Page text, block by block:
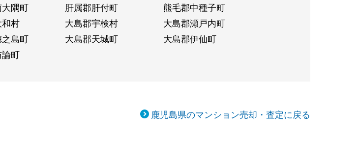
隅町 肝属郡肝付町
熊毛郡中種子町
村 大島郡宇検村
大島郡瀬戸内町
島町 大島郡天城町
大島郡伊仙町
町
鹿児島県のマンション売却・査定に戻る